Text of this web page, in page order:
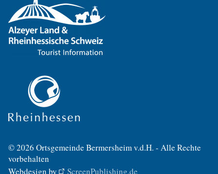
© 2026 Ortsgemeinde Bermersheim v.d.H. - Alle Rechte
vorbehalten
Webdesign by
ScreenPublishing.de